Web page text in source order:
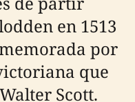
en 1513
por
que
Scott.